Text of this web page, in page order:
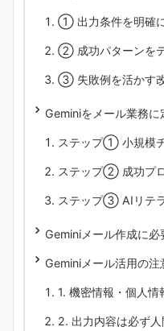
① 出力条件を明確
② 成功パターンを
③ 失敗例を活かす
Geminiをメール業務
ステップ① 小規模
ステップ② 成功プ
ステップ③ AIリテ
Geminiメール作成に
Geminiメール活用の
1. 機密情報・個人情
2. 出力内容は必ず